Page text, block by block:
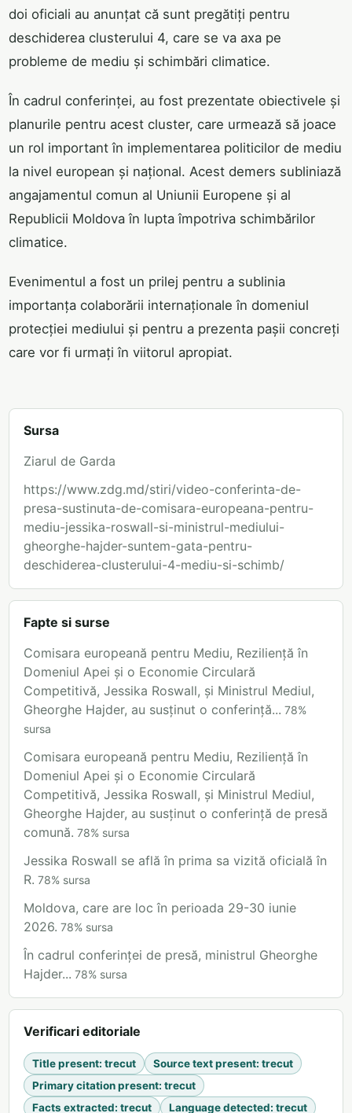
doi oficiali au anunțat că sunt pregătiți pentru
deschiderea clusterului 4, care se va axa pe
probleme de mediu și schimbări climatice.
În cadrul conferinței, au fost prezentate obiectivele și
planurile pentru acest cluster, care urmează să joace
un rol important în implementarea politicilor de mediu
la nivel european și național. Acest demers subliniază
angajamentul comun al Uniunii Europene și al
Republicii Moldova în lupta împotriva schimbărilor
climatice.
Evenimentul a fost un prilej pentru a sublinia
importanța colaborării internaționale în domeniul
protecției mediului și pentru a prezenta pașii concreți
care vor fi urmați în viitorul apropiat.
Sursa
Ziarul de Garda
https://www.zdg.md/stiri/video-conferinta-de-
presa-sustinuta-de-comisara-europeana-pentru-
mediu-jessika-roswall-si-ministrul-mediului-
gheorghe-hajder-suntem-gata-pentru-
deschiderea-clusterului-4-mediu-si-schimb/
Fapte si surse
Comisara europeană pentru Mediu, Reziliență în
Domeniul Apei și o Economie Circulară
Competitivă, Jessika Roswall, și Ministrul Mediul,
Gheorghe Hajder, au susținut o conferință... 78%
sursa
Comisara europeană pentru Mediu, Reziliență în
Domeniul Apei și o Economie Circulară
Competitivă, Jessika Roswall, și Ministrul Mediul,
Gheorghe Hajder, au susținut o conferință de presă
comună. 78% sursa
Jessika Roswall se află în prima sa vizită oficială în
R. 78% sursa
Moldova, care are loc în perioada 29-30 iunie
2026. 78% sursa
În cadrul conferinței de presă, ministrul Gheorghe
Hajder... 78% sursa
Verificari editoriale
Title present: trecut Source text present: trecut
Primary citation present: trecut
Facts extracted: trecut Language detected: trecut